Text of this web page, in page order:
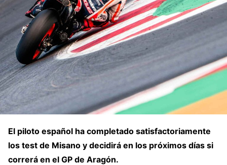
El piloto español ha completado satisfactoriamente
los test de Misano y decidirá en los próximos días si
correrá en el GP de Aragón.